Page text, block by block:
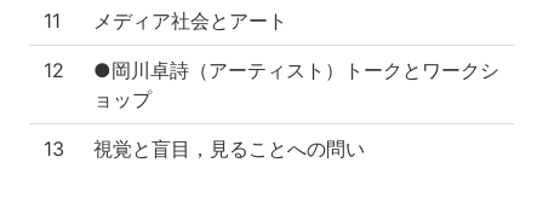
11 メディア社会とアート
12
●岡川卓詩（アーティスト）トークとワークシ
ョップ
13 視覚と盲目，見ることへの問い